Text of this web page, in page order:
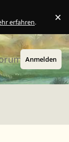
erfahren. ×
Anmelden